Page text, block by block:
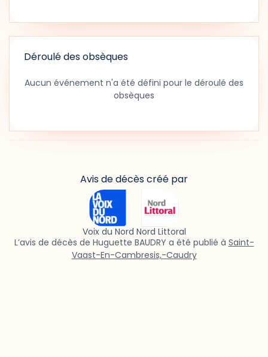
Déroulé des obsèques
Aucun événement n'a été défini pour le déroulé des
obsèques
Avis de décès créé par
Voix du Nord Nord Littoral
L’avis de décès de Huguette BAUDRY a été publié à Saint-
Vaast-En-Cambresis,-Caudry